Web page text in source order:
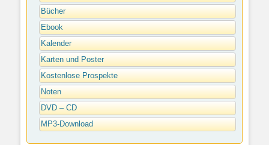
Bücher
Ebook
Kalender
Karten und Poster
Kostenlose Prospekte
Noten
DVD – CD
MP3-Download